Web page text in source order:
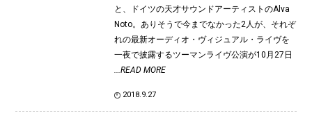
と、ドイツの天才サウンドアーティストのAlva
Noto。ありそうで今までなかった2人が、それぞ
れの最新オーディオ・ヴィジュアル・ライヴを
一夜で披露するツーマンライヴ公演が10月27日
...READ MORE
2018.9.27